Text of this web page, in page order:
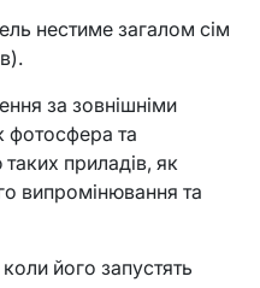
нестиме загалом сім
за зовнішніми
та
приладів, як
випромінювання та
його запустять